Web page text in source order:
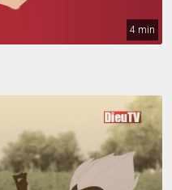
4 min